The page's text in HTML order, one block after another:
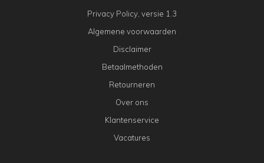
Privacy Policy, versie 1.3
Algemene voorwaarden
Disclaimer
Betaalmethoden
Retourneren
Over ons
Klantenservice
Vacatures